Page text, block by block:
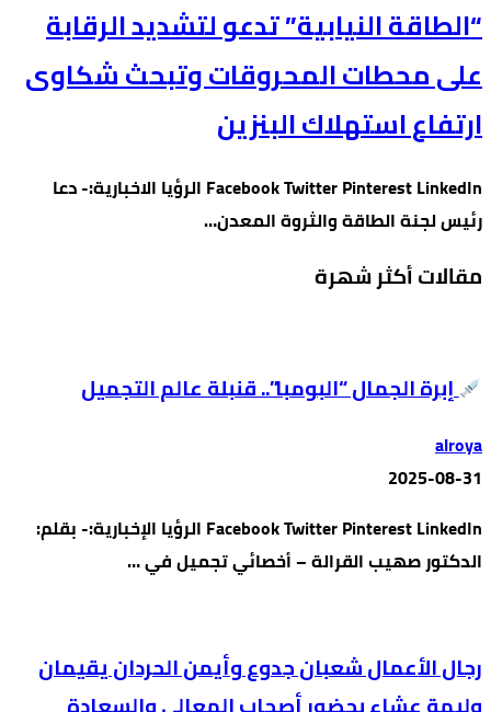
“الطاقة النيابية” تدعو لتشديد الرقابة
على محطات المحروقات وتبحث شكاوى
ارتفاع استهلاك البنزين
Facebook Twitter Pinterest LinkedIn الرؤيا الاخبارية:- دعا
رئيس لجنة الطاقة والثروة المعدن…
مقالات أكثر شهرة
إبرة الجمال “البومبا”.. قنبلة عالم التجميل
alroya
2025-08-31
Facebook Twitter Pinterest LinkedIn الرؤيا الإخبارية:- بقلم:
الدكتور صهيب القرالة – أخصائي تجميل في …
رجال الأعمال شعبان جدوع وأيمن الحردان يقيمان